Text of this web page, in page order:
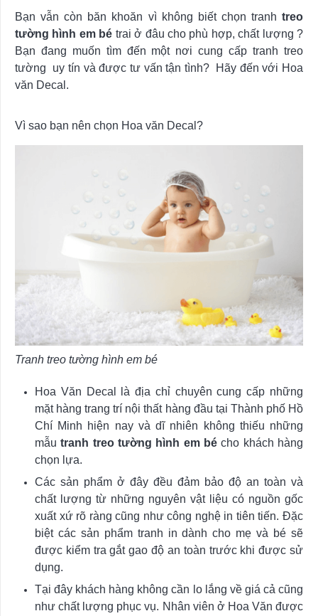
Bạn vẫn còn băn khoăn vì không biết chọn tranh treo
tường hình em bé trai ở đâu cho phù hợp, chất lượng ?
Bạn đang muốn tìm đến một nơi cung cấp tranh treo
tường uy tín và được tư vấn tận tình? Hãy đến với Hoa
văn Decal.
Vì sao bạn nên chọn Hoa văn Decal?
Tranh treo tường hình em bé
Hoa Văn Decal là địa chỉ chuyên cung cấp những
mặt hàng trang trí nội thất hàng đầu tại Thành phố Hồ
Chí Minh hiện nay và dĩ nhiên không thiếu những
mẫutranh treo tường hình em bé cho khách hàng
chọn lựa.
Các sản phẩm ở đây đều đảm bảo độ an toàn và
chất lượng từ những nguyên vật liệu có nguồn gốc
xuất xứ rõ ràng cũng như công nghệ in tiên tiến. Đặc
biệt các sản phẩm tranh in dành cho mẹ và bé sẽ
được kiểm tra gắt gao độ an toàn trước khi được sử
dụng.
Tại đây khách hàng không cần lo lắng về giá cả cũng
như chất lượng phục vụ. Nhân viên ở Hoa Văn được